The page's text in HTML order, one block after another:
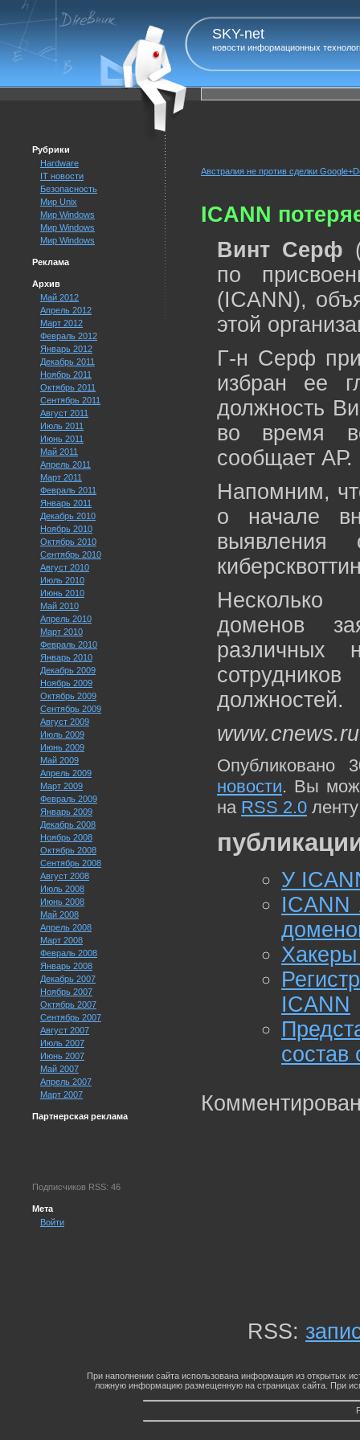
SKY-net
новости информационных
Рубрики
Hardware
IT новости
Безопасность
Мир Unix
Мир Windows
Мир Windows
Мир Windows
Реклама
Архив
Май 2012
Апрель 2012
Март 2012
Февраль 2012
Январь 2012
Декабрь 2011
Ноябрь 2011
Октябрь 2011
Сентябрь 2011
Август 2011
Июль 2011
Июнь 2011
Май 2011
Апрель 2011
Март 2011
Февраль 2011
Январь 2011
Декабрь 2010
Ноябрь 2010
Октябрь 2010
Сентябрь 2010
Август 2010
Июль 2010
Июнь 2010
Май 2010
Апрель 2010
Март 2010
Февраль 2010
Январь 2010
Декабрь 2009
Ноябрь 2009
Октябрь 2009
Сентябрь 2009
Август 2009
Июль 2009
Июнь 2009
Май 2009
Апрель 2009
Март 2009
Февраль 2009
Январь 2009
Декабрь 2008
Ноябрь 2008
Октябрь 2008
Сентябрь 2008
Август 2008
Июль 2008
Июнь 2008
Май 2008
Апрель 2008
Март 2008
Февраль 2008
Январь 2008
Декабрь 2007
Ноябрь 2007
Октябрь 2007
Сентябрь 2007
Август 2007
Июль 2007
Июнь 2007
Май 2007
Апрель 2007
Март 2007
Партнерская реклама
Подписчиков RSS: 46
Мета
Войти
Австралия не против сделки
ICANN
Винт Серф
по
(ICANN),
этой
Г-н Серф
избран ее
должность
во время
сообщает АР.
Напомним,
о начале
выявления
Несколько
доменов
различных
должностей.
www.cnews.ru
Опубликовано
новости. Вы
на RSS 2.0
У
ICANN
ICANN
состав
RSS:
При наполнении сайта использована информация из открытых
ложную информацию размещенную на страницах сайта. При